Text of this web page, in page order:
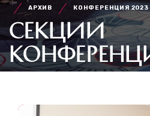
АРХИВ КОНФЕРЕНЦИЯ 2023
СЕКЦИИ